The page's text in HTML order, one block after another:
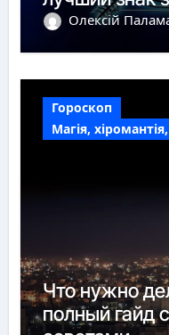
Олексій
Гороскоп
Магія,
Что нужно
полный гайд